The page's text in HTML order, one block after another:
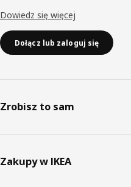
Dowiedz się więcej
Dołącz lub zaloguj się
Zrobisz to sam
Zakupy w IKEA